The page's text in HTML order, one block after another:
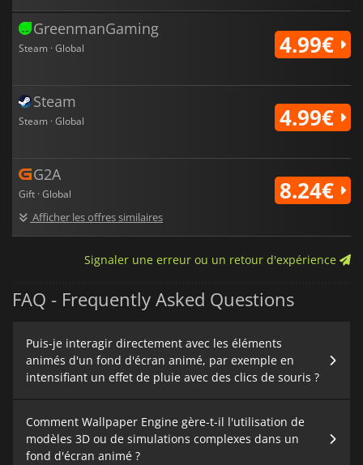
GreenmanGaming
Steam · Global 4.99€
Steam
Steam · Global 4.99€
G2A
Gift · Global
Afficher les offres similaires
8.24€
Signaler une erreur ou un retour d'expérience
FAQ - Frequently Asked Questions
Puis-je interagir directement avec les éléments
animés d'un fond d'écran animé, par exemple en
intensifiant un effet de pluie avec des clics de souris ?
Comment Wallpaper Engine gère-t-il l'utilisation de
modèles 3D ou de simulations complexes dans un
fond d'écran animé ?